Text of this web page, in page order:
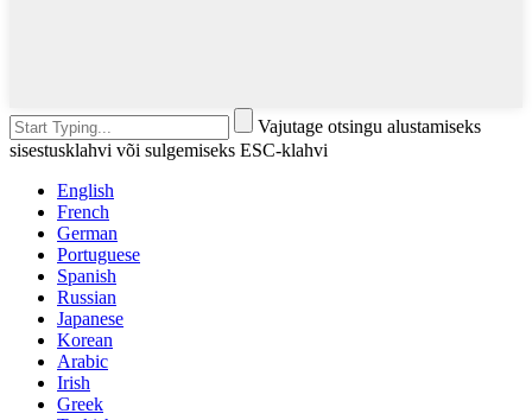
Vajutage otsingu alustamiseks
sisestusklahvi või sulgemiseks ESC-klahvi
English
French
German
Portuguese
Spanish
Russian
Japanese
Korean
Arabic
Irish
Greek